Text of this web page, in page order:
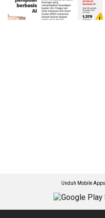
Unduh Mobile